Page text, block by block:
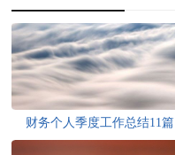
财务个人季度工作总结11篇